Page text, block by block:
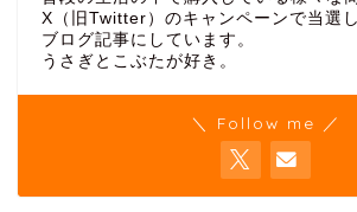
X（旧Twitter）のキャンペーンで当選
ブログ記事にしています。
うさぎとこぶたが好き。
＼ Follow me ／